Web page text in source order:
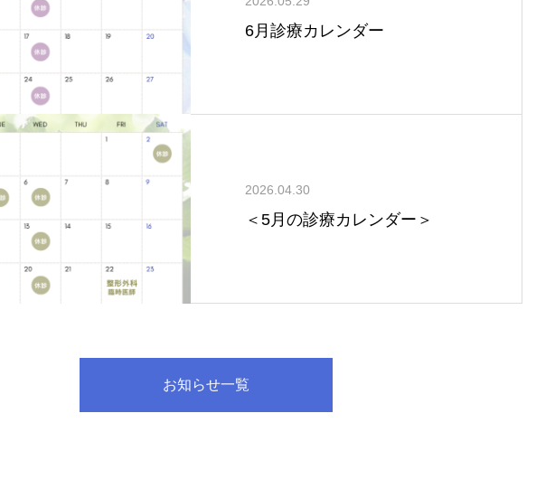
6月診療カレンダー
2026.04.30
＜5月の診療カレンダー＞
お知らせ一覧